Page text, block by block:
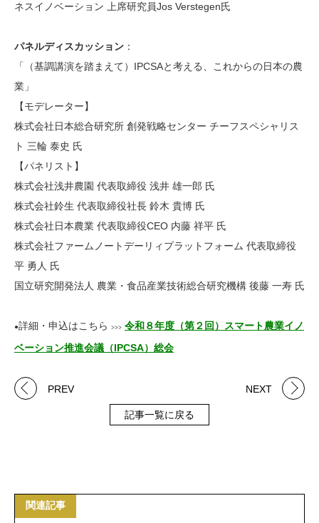
ネスイノベーション 上席研究員Jos Verstegen氏
パネルディスカッション ：
「
（基調講演を踏まえて） IPCSAと考える、これからの日本の農
業 」
【モデレーター】
株式会社日本総合研究所 創発戦略センター チーフスペシャリス
ト 三輪 泰史 氏
【パネリスト】
株式会社浅井農園 代表取締役 浅井 雄一郎 氏
株式会社鈴生 代表取締役社長 鈴木 貴博 氏
株式会社日本農業 代表取締役CEO 内藤 祥平 氏
株式会社ファームノートデーリィプラットフォーム 代表取締役
平 勇人 氏
国立研究開発法人 農業・食品産業技術総合研究機構 後藤 一寿 氏
●詳細・申込はこちら >>> 令和８年度（第２回）スマート農業イノ
ベーション推進会議（IPCSA）総会
PREV
記事一覧に戻る
NEXT
関連記事